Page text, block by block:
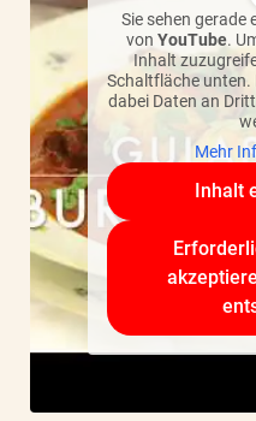
Sie sehen gerade
von YouTube.
Inhalt
Schaltfläche unten.
dabei Daten an
Mehr
Inhalt